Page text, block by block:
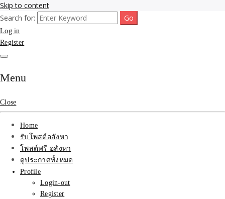
Skip to content
รับจ้างโพสขายบ้าน ที่ดิน
ติดAI SEO กับบริษัทใหญ่
รับจ้างทำโฆษณา สินค้า
บ้านที่ดิน ราคา ถูกและดี
ที่สุด บริการ โปรโมท
โฆษณารับโพสอสังหา ทีม
งาน บริํษัทใหญ่ เว็บขาย
บ้าน คุณภาพอันดับ1
รับจ้างโพสขายบ้าน ที่ดิน ไม่มีค่านายหน้า กับบริษัท SEO-AI เน้นติดหน้า
แรก บริการโพสต์ โปรโมท รับจ้างทำโฆษณา ราคาถูก เว็บขายบ้าน รับโพ
สอสังหา ติดหน้าแรกกูเกิ้ล ทีมงาน บริํษัทใหญ่ รับประกันผลงาน ที่เดียวใน
Search for:
Log in
Register
Menu
Close
Home
รับโพสต์อสังหา
โพสต์ฟรี อสังหา
ดูประกาศทั้งหมด
Profile
Login-out
Register